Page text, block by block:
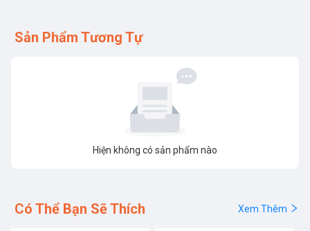
Sản Phẩm Tương Tự
Hiện không có sản phẩm nào
Có Thể Bạn Sẽ Thích Xem Thêm